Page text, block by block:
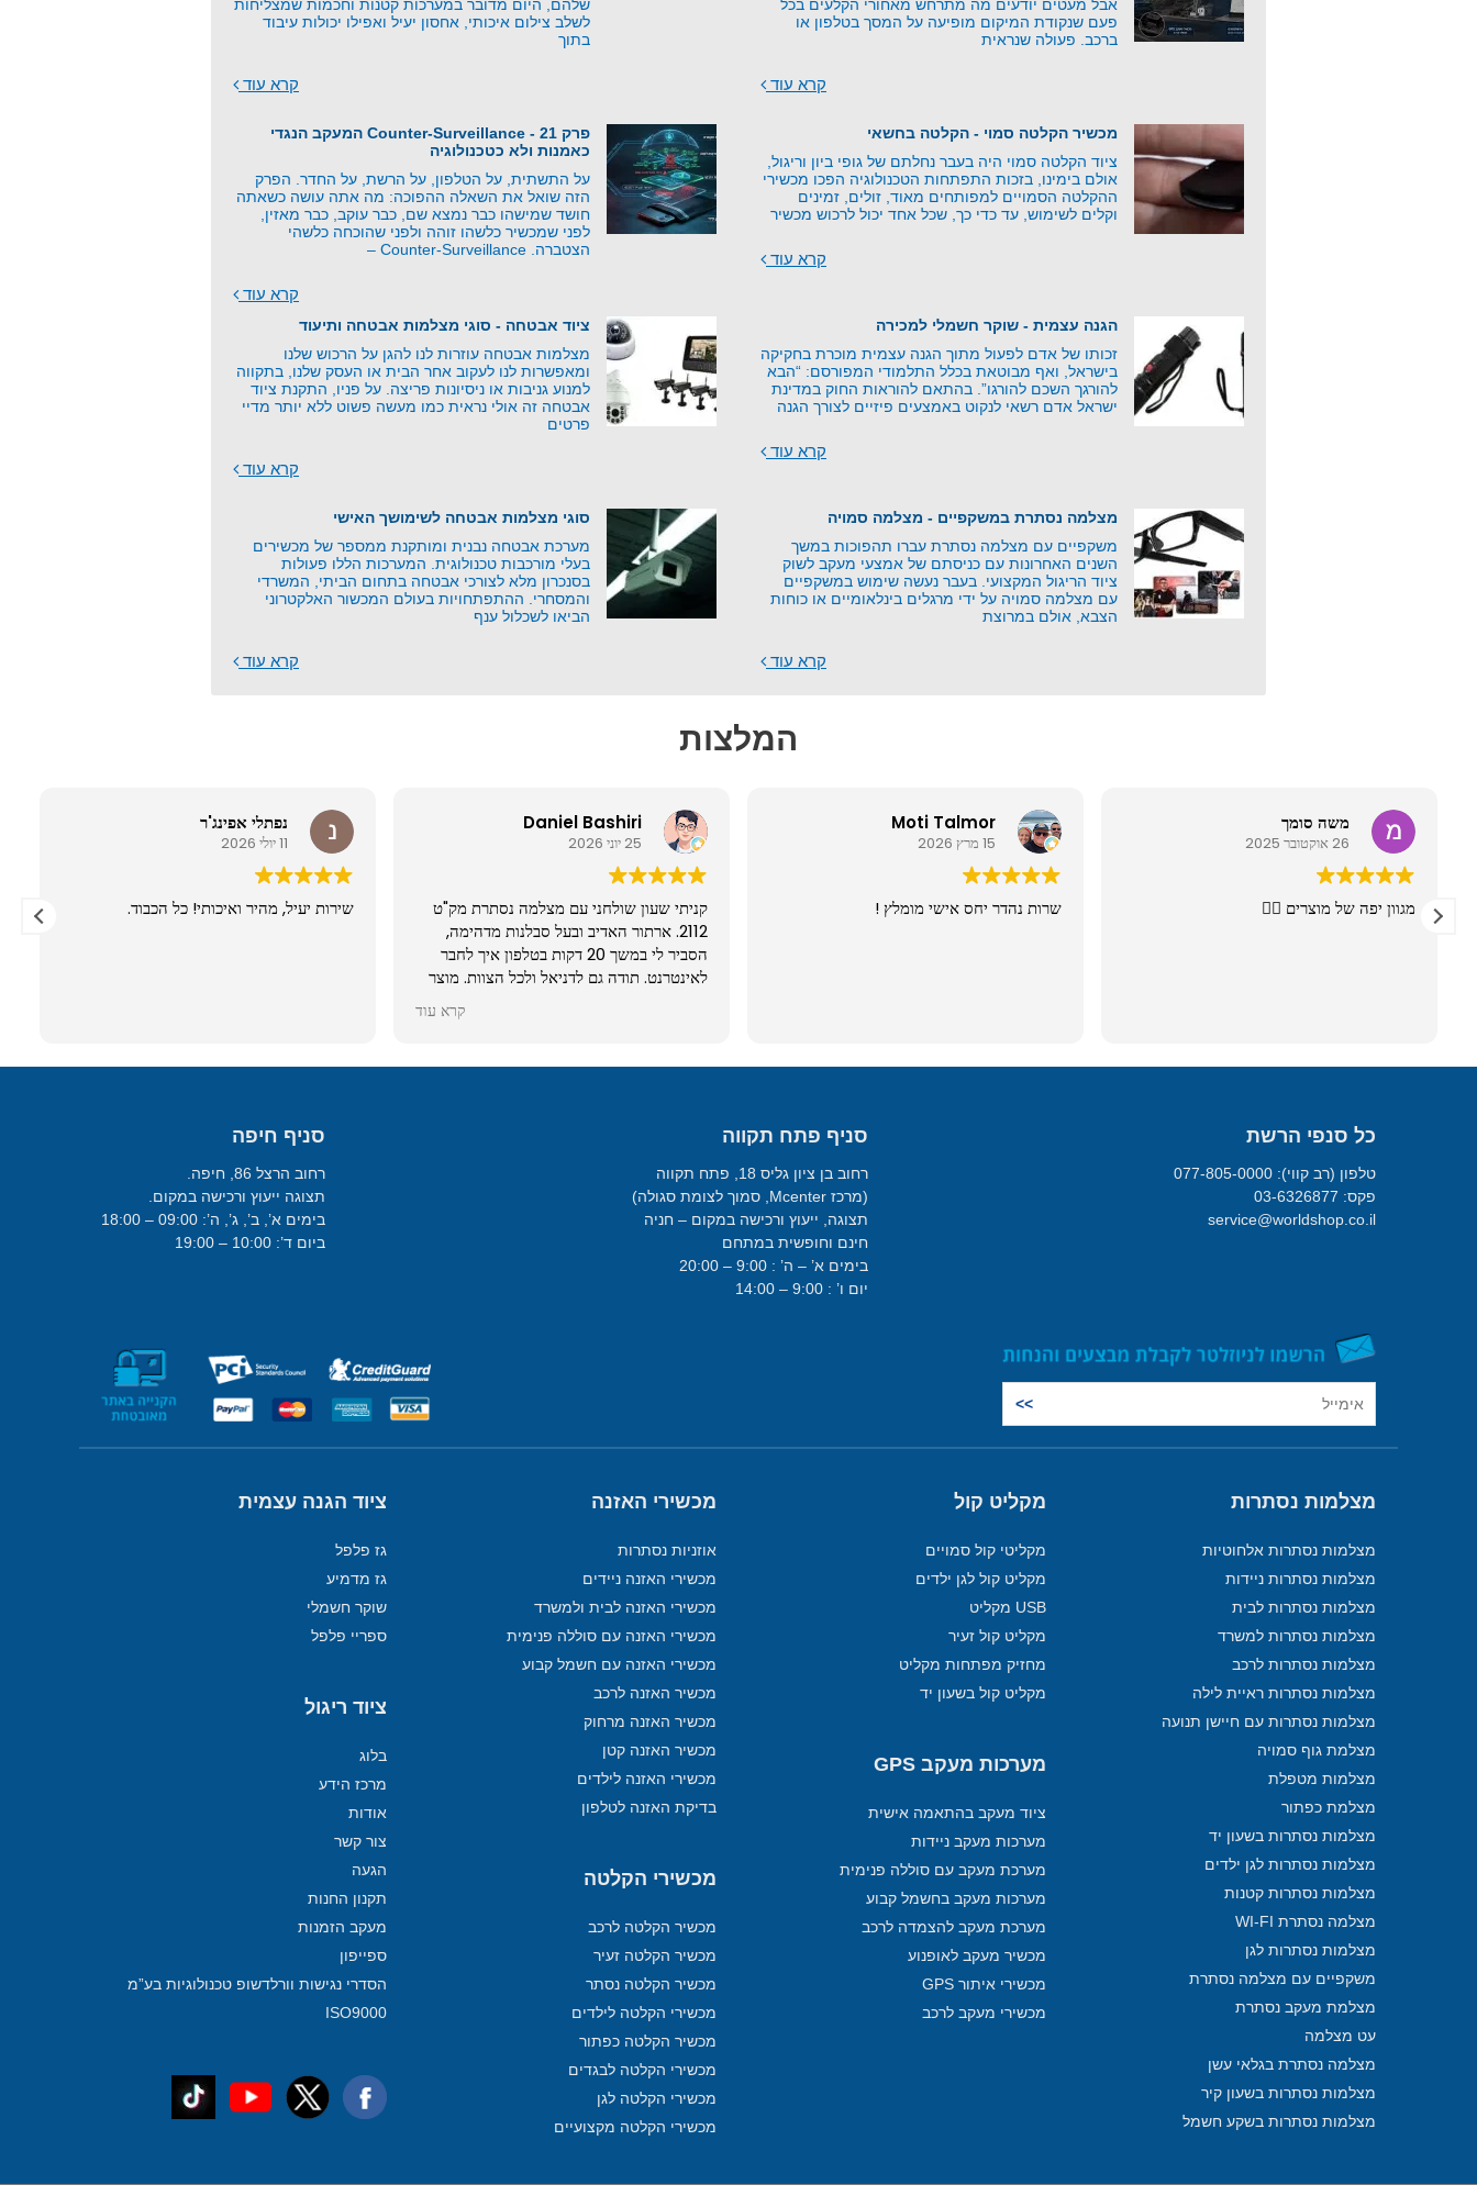
אבל מעטים יודעים מה מתרחש מאחורי הקלעים בכל
פעם שנקודת המיקום מופיעה על המסך בטלפון או
ברכב. פעולה שנראית
קרא עוד
שלהם, היום מדובר במערכות קטנות וחכמות שמצליחות
לשלב צילום איכותי, אחסון יעיל ואפילו יכולות עיבוד
בתוך
קרא עוד
מכשיר הקלטה סמוי - הקלטה בחשאי
ציוד הקלטה סמוי היה בעבר נחלתם של גופי ביון וריגול,
אולם בימינו, בזכות התפתחות הטכנולוגיה הפכו מכשירי
ההקלטה הסמויים למפותחים מאוד, זולים, זמינים
וקלים לשימוש, עד כדי כך, שכל אחד יכול לרכוש מכשיר
קרא עוד
פרק 21 - Counter-Surveillance המעקב הנגדי
כאמנות ולא כטכנולוגיה
על התשתית, על הטלפון, על הרשת, על החדר. הפרק
הזה שואל את השאלה ההפוכה: מה אתה עושה כשאתה
חושד שמישהו כבר נמצא שם, כבר עוקב, כבר מאזין,
לפני שמכשיר כלשהו זוהה ולפני שהוכחה כלשהי
הצטברה. Counter-Surveillance –
קרא עוד
הגנה עצמית - שוקר חשמלי למכירה
זכותו של אדם לפעול מתוך הגנה עצמית מוכרת בחקיקה
בישראל, ואף מבוטאת בכלל התלמודי המפורסם: “הבא
להורגך השכם להורגו”. בהתאם להוראות החוק במדינת
ישראל אדם רשאי לנקוט באמצעים פיזיים לצורך הגנה
קרא עוד
ציוד אבטחה - סוגי מצלמות אבטחה ותיעוד
מצלמות אבטחה עוזרות לנו להגן על הרכוש שלנו
ומאפשרות לנו לעקוב אחר הבית או העסק שלנו, בתקווה
למנוע גניבות או ניסיונות פריצה. על פניו, התקנת ציוד
אבטחה זה אולי נראית כמו מעשה פשוט ללא יותר מדיי
פרטים
קרא עוד
מצלמה נסתרת במשקפיים - מצלמה סמויה
משקפיים עם מצלמה נסתרת עברו תהפוכות במשך
השנים האחרונות עם כניסתם של אמצעי מעקב לשוק
ציוד הריגול המקצועי. בעבר נעשה שימוש במשקפיים
עם מצלמה סמויה על ידי מרגלים בינלאומיים או כוחות
הצבא, אולם במרוצת
קרא עוד
סוגי מצלמות אבטחה לשימושך האישי
מערכת אבטחה נבנית ומותקנת ממספר של מכשירים
בעלי מורכבות טכנולוגית. המערכות הללו פעולות
בסנכרון מלא לצורכי אבטחה בתחום הביתי, המשרדי
והמסחרי. ההתפתחויות בעולם המכשור האלקטרוני
הביאו לשכלול ענף
קרא עוד
המלצות
שירות יעיל, מהיר ואיכותי! כל הכבוד.
Daniel Bashiri
קניתי שעון שולחני עם מצלמה נסתרת מק"ט
2112. ארתור האדיב ובעל סבלנות מדהימה,
הסביר לי במשך 20 דקות בטלפון איך לחבר
לאינטרנט. תודה גם לדניאל ולכל הצוות. מוצר
מעולה ובאיכות גבוהה מאוד. שווה.
שרות נהדר יחס אישי מומלץ ! מגוון יפה של מוצרים 👍🏼
רחב של אפשרויות
אשר יודע
כל סנפי הרשת
טלפון (רב קווי): 077-805-0000
פקס: 03-6326877
service@worldshop.co.il
סניף פתח תקווה
רחוב בן ציון גליס 18, פתח תקווה
(מרכז Mcenter, סמוך לצומת סגולה)
תצוגה, ייעוץ ורכישה במקום – חניה
חינם וחופשית במתחם
בימים א’ – ה’ : 9:00 – 20:00
יום ו’ : 9:00 – 14:00
סניף חיפה
רחוב הרצל 86, חיפה.
תצוגה ייעוץ ורכישה במקום.
בימים א’, ב’, ג’, ה’: 09:00 – 18:00
ביום ד’: 10:00 – 19:00
מצלמות נסתרות
מצלמות נסתרות אלחוטיות
מצלמות נסתרות ניידות
מצלמות נסתרות לבית
מצלמות נסתרות למשרד
מצלמות נסתרות לרכב
מצלמות נסתרות ראיית לילה
מצלמות נסתרות עם חיישן תנועה
מצלמת גוף סמויה
מצלמות מטפלת
מצלמת כפתור
מצלמות נסתרות בשעון יד
מצלמות נסתרות לגן ילדים
מצלמות נסתרות קטנות
מצלמה נסתרת WI-FI
מצלמות נסתרות לגן
משקפיים עם מצלמה נסתרת
מצלמת מעקב נסתרת
עט מצלמה
מצלמה נסתרת בגלאי עשן
מצלמות נסתרות בשעון קיר
מצלמות נסתרות בשקע חשמל
מקליט קול
מקליטי קול סמויים
מקליט קול לגן ילדים
USB מקליט
מקליט קול זעיר
מחזיק מפתחות מקליט
מקליט קול בשעון יד
מערכות מעקב GPS
ציוד מעקב בהתאמה אישית
מערכות מעקב ניידות
מערכת מעקב עם סוללה פנימית
מערכות מעקב בחשמל קבוע
מערכת מעקב להצמדה לרכב
מכשיר מעקב לאופנוע
מכשירי איתור GPS
מכשירי מעקב לרכב
מכשירי האזנה
אוזניות נסתרות
מכשירי האזנה ניידים
מכשירי האזנה לבית ולמשרד
מכשירי האזנה עם סוללה פנימית
מכשירי האזנה עם חשמל קבוע
מכשיר האזנה לרכב
מכשיר האזנה מרחוק
מכשיר האזנה קטן
מכשירי האזנה לילדים
בדיקת האזנה לטלפון
מכשירי הקלטה
מכשיר הקלטה לרכב
מכשיר הקלטה זעיר
מכשיר הקלטה נסתר
מכשירי הקלטה לילדים
מכשיר הקלטה כפתור
מכשירי הקלטה לבגדים
מכשירי הקלטה לגן
מכשירי הקלטה מקצועיים
ציוד הגנה עצמית
גז פלפל
גז מדמיע
שוקר חשמלי
ספריי פלפל
ציוד ריגול
בלוג
מרכז הידע
אודות
צור קשר
הגעה
תקנון החנות
מעקב הזמנות
ספייפון
הסדרי נגישות וורלדשופ טכנולוגיות בע”מ
ISO9000